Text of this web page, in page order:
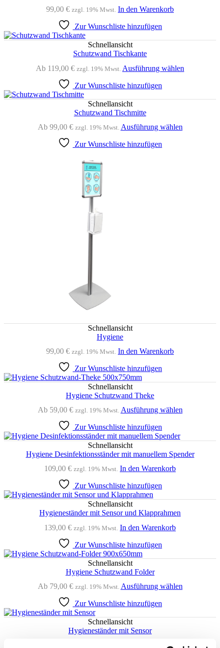
99,00 € zzgl. 19% Mwst. In den Warenkorb
Zur Wunschliste hinzufügen
Schnellansicht
Schutzwand Tischkante
Ab 119,00 € zzgl. 19% Mwst. Ausführung wählen
Zur Wunschliste hinzufügen
Schnellansicht
Schutzwand Tischmitte
Ab 99,00 € zzgl. 19% Mwst. Ausführung wählenDieses
Zur Wunschliste hinzufügen
Schnellansicht
Hygiene
99,00 € zzgl. 19% Mwst. In den Warenkorb
Zur Wunschliste hinzufügen
Schnellansicht
Hygiene Schutzwand Theke
Ab 59,00 € zzgl. 19% Mwst. Ausführung wählenDieses
auf.
der
Zur Wunschliste hinzufügen
Schnellansicht
Hygiene Desinfektionsständer mit manuellem Spender
109,00 € zzgl. 19% Mwst. In den Warenkorb
Zur Wunschliste hinzufügen
Schnellansicht
Hygieneständer mit Sensor und Klapprahmen
139,00 € zzgl. 19% Mwst. In den Warenkorb
Zur Wunschliste hinzufügen
Schnellansicht
Hygiene Schutzwand Folder
Ab 79,00 € zzgl. 19% Mwst. Ausführung wählenDieses
Zur Wunschliste hinzufügen
Schnellansicht
Hygieneständer mit Sensor
In den Warenkorb